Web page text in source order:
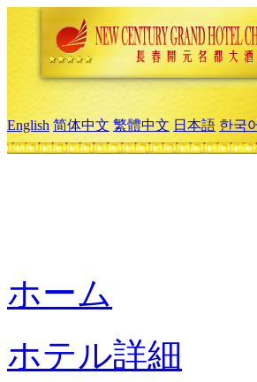
English 简体中文 繁體中文 日本語 한국
ホーム
ホテル詳細